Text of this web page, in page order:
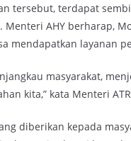
tersebut, terdapat
AHY berharap,
mendapatkan layanan
masyarakat,
kita,” kata Menteri
diberikan kepada